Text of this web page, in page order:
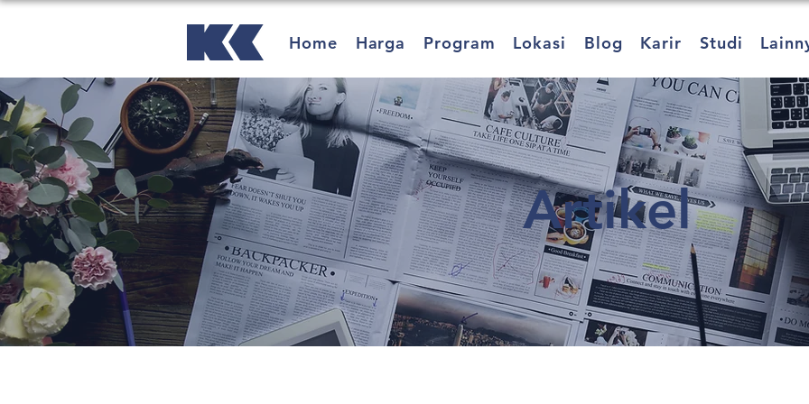
Home Harga Program Lokasi Blog Karir Studi
Artikel